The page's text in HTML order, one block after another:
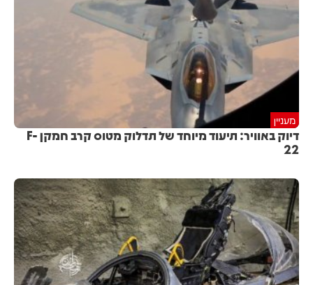
מעניין
דיוק באוויר: תיעוד מיוחד של תדלוק מטוס קרב חמקן F-
22